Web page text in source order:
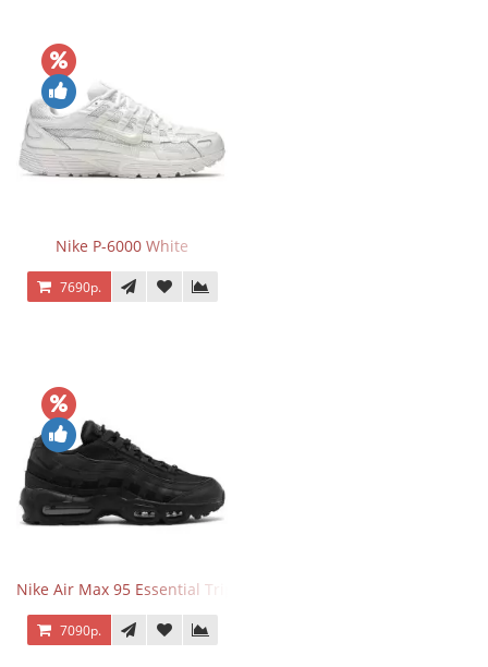
Nike P-6000 White
7690р.
Nike Air Max 95 Essential Triple Black
7090р.